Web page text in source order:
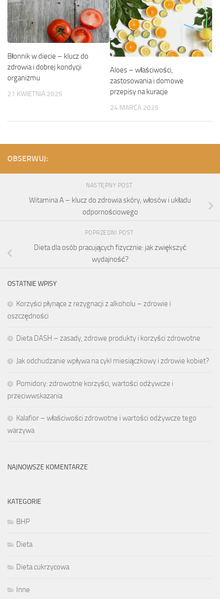
Błonnik w diecie – klucz do
zdrowia i dobrej kondycji
organizmu
21 KWIETNIA 2025
Aloes – właściwości,
zastosowania i domowe
przepisy na kuracje
24 MARCA 2025
OBSERWUJ:
NASTĘPNY POST
Witamina A – klucz do zdrowia skóry, włosów i układu
odpornościowego
POPRZEDNI POST
Dieta dla osób pracujących fizycznie: jak zwiększyć
wydajność?
OSTATNIE WPISY
Korzyści płynące z rezygnacji z alkoholu – zdrowie i
oszczędności
Dieta DASH – zasady, zdrowe produkty i korzyści zdrowotne
Jak odchudzanie wpływa na cykl miesiączkowy i zdrowie kobiet?
Pomidory: zdrowotne korzyści, wartości odżywcze i
przeciwwskazania
Kalafior – właściwości zdrowotne i wartości odżywcze tego
warzywa
NAJNOWSZE KOMENTARZE
KATEGORIE
BHP
Dieta
Dieta cukrzycowa
Inne